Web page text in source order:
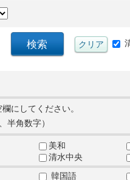
にしてください。
半角数字）
美和
清水中央
韓国語